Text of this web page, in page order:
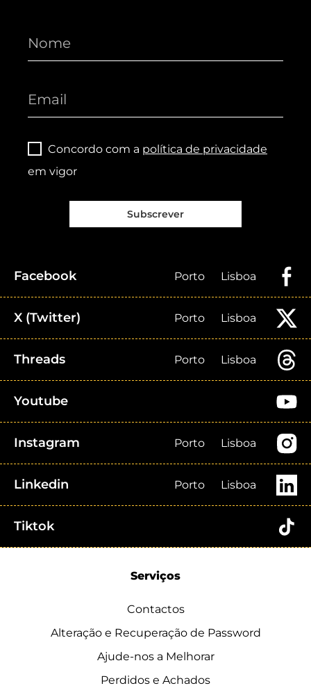
Concordo com a política de privacidade
em vigor
Subscrever
Facebook Porto Lisboa
X (Twitter) Porto Lisboa
Threads Porto Lisboa
Youtube
Instagram Porto Lisboa
Linkedin Porto Lisboa
Tiktok
Serviços
Contactos
Alteração e Recuperação de Password
Ajude-nos a Melhorar
Perdidos e Achados